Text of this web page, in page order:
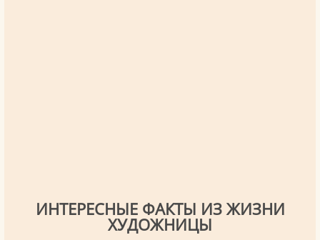
ИНТЕРЕСНЫЕ ФАКТЫ ИЗ ЖИЗНИ
ХУДОЖНИЦЫ